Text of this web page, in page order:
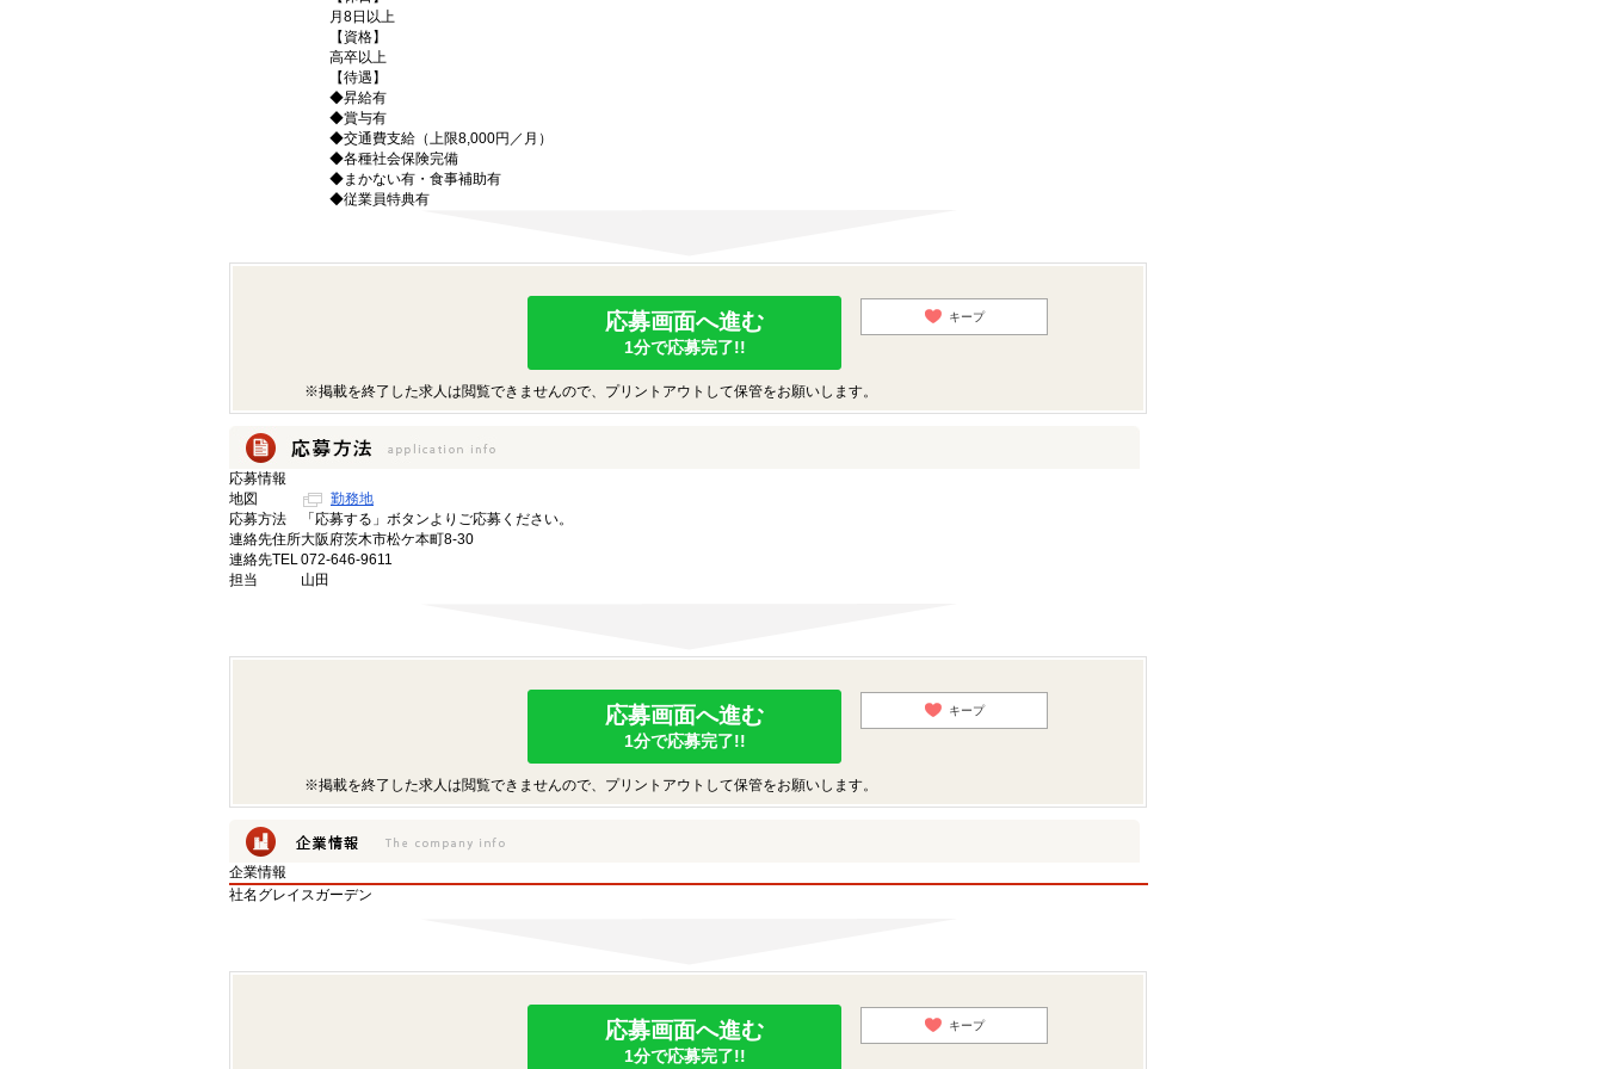
月8日以上
【資格】
高卒以上
【待遇】
◆昇給有
◆賞与有
◆交通費支給（上限8,000円／月）
◆各種社会保険完備
◆まかない有・食事補助有
◆従業員特典有
応募画面へ進む
1分で応募完了!!
キープ
※掲載を終了した求人は閲覧できませんので、プリントアウトして保管をお願いします。
応募情報
地図
勤務地
応募方法
「応募する」ボタンよりご応募ください。
連絡先住所大阪府茨木市松ケ本町8-30
連絡先TEL072-646-9611
担当
山田
応募画面へ進む
1分で応募完了!!
キープ
※掲載を終了した求人は閲覧できませんので、プリントアウトして保管をお願いします。
企業情報
社名 グレイスガーデン
応募画面へ進む
1分で応募完了!!
キープ